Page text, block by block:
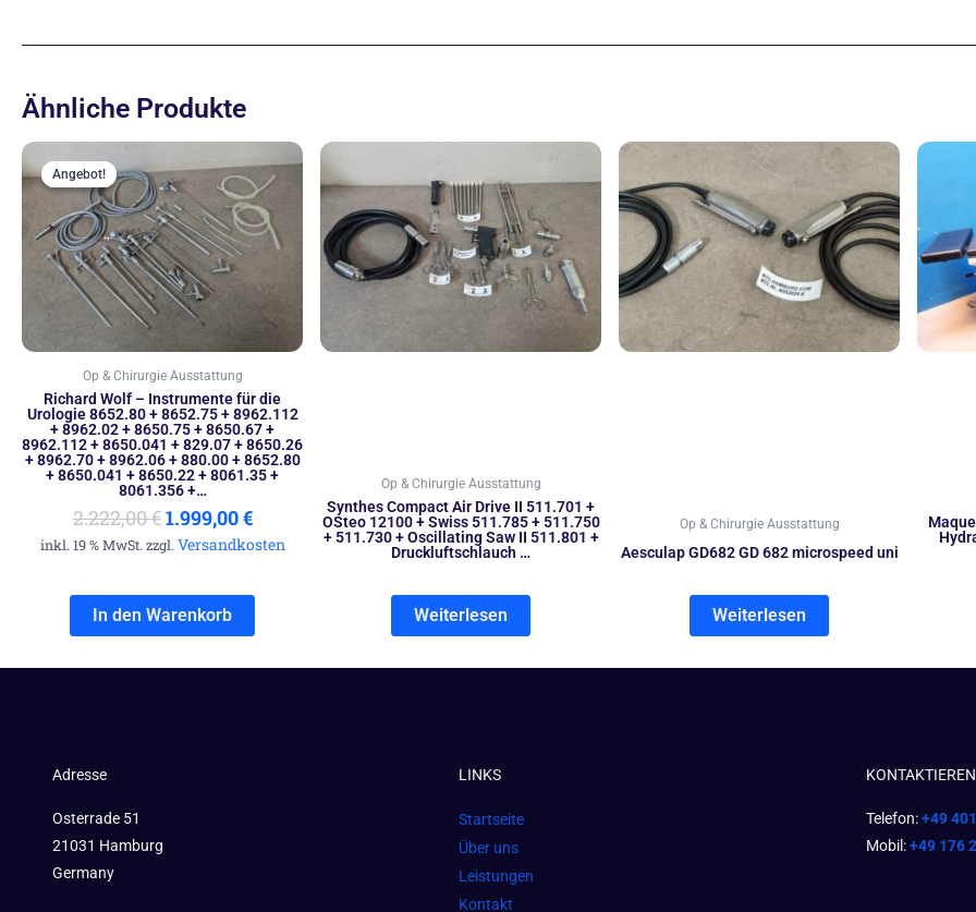
Ähnliche Produkte
Angebot!
Angebot!
Op & Chirurgie Ausstattung
Richard Wolf – Instrumente für die
Urologie 8652.80 + 8652.75 + 8962.112
+ 8962.02 + 8650.75 + 8650.67 +
8962.112 + 8650.041 + 829.07 + 8650.26
+ 8962.70 + 8962.06 + 880.00 + 8652.80
+ 8650.041 + 8650.22 + 8061.35 +
8061.356 +…
2.222,00€
Ursprünglicher
Preis
war:
2.222,00 €
1.999,00€
Aktueller
Preis
ist:
1.999,00 €.
inkl. 19 % MwSt. zzgl. Versandkosten
In den Warenkorb
Op & Chirurgie Ausstattung
Synthes Compact Air Drive II 511.701 +
OSteo 12100 + Swiss 511.785 + 511.750
+ 511.730 + Oscillating Saw II 511.801 +
Druckluftschlauch …
Weiterlesen
Op & Chirurgie Ausstattung
Aesculap GD682 GD 682 microspeed uni
Weiterlesen
Adresse
Osterrade 51
21031 Hamburg
Germany
LINKS
Startseite
Über uns
Leistungen
Kontakt
Telefon:+49
Mobil:+49 176